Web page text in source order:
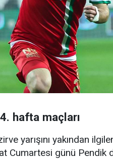
hafta maçları
yarışını yakından
Cumartesi günü Pendik